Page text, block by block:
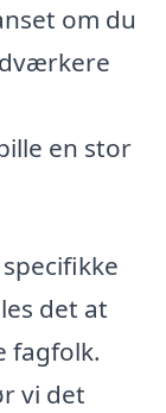
om du
en stor
det at
fagfolk.
vi det